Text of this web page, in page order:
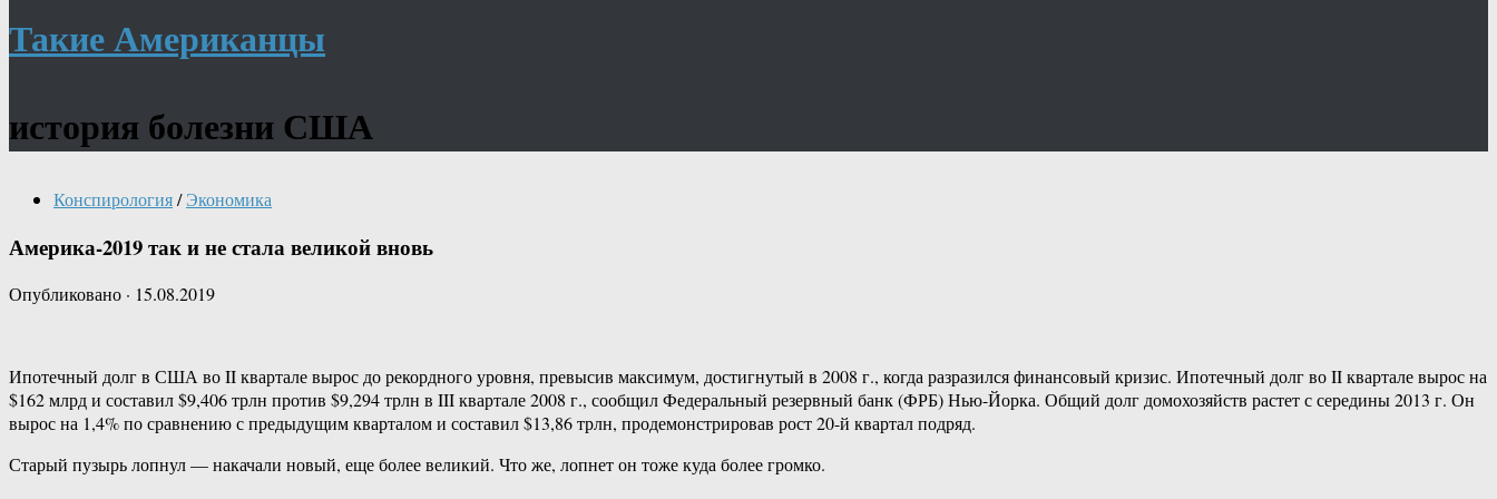
Такие Американцы
история болезни США
Конспирология/ Экономика
Америка-2019 так и не стала великой вновь
Опубликовано · 15.08.2019
Ипотечный долг в США во II квартале вырос до рекордного уровня, превысив максимум, достигнутый в 2008 г., когда разразился финансовый кризис. Ипотечный долг во II квартале вырос на
$162 млрд и составил $9,406 трлн против $9,294 трлн в III квартале 2008 г., сообщил Федеральный резервный банк (ФРБ) Нью-Йорка. Общий долг домохозяйств растет с середины 2013 г. Он
вырос на 1,4% по сравнению с предыдущим кварталом и составил $13,86 трлн, продемонстрировав рост 20-й квартал подряд.
Старый пузырь лопнул — накачали новый, еще более великий. Что же, лопнет он тоже куда более громко.